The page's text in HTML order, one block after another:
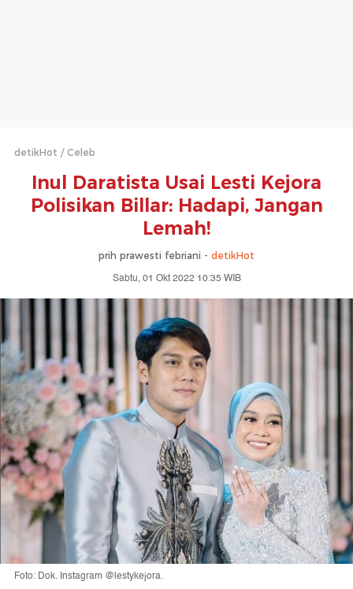
detikHot Celeb
Inul Daratista Usai Lesti Kejora
Polisikan Billar: Hadapi, Jangan
Lemah!
prih prawesti febriani - detikHot
Sabtu, 01 Okt 2022 10:35 WIB
Foto: Dok. Instagram @lestykejora.